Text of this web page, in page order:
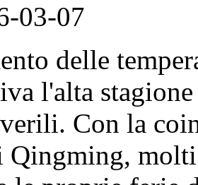
03-07
delle
l'alta
Con la
Qingming,